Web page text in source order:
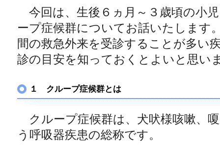
今回は、生後６ヵ月～３歳頃の小
ープ症候群についてお話いたします
間の救急外来を受診することが多い
診の目安を知っておくとよいと思い
１ クループ症候群とは
クループ症候群は、犬吠様咳嗽、
う呼吸器疾患の総称です。